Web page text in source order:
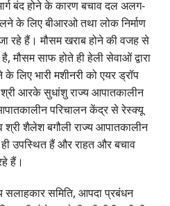
बंद होने के कारण बचाव दल अलग-
के लिए बीआरओ तथा लोक निर्माण
जा रहे हैं। मौसम खराब होने की वजह से
मौसम साफ होते ही हेली सेवाओं द्वारा
लिए भारी मशीनरी को एयर ड्रॉप
श्री आरके सुधांशु राज्य आपातकालीन
परिचालन केंद्र से रेस्क्यू
श्री शैलेश बगौली राज्य आपातकालीन
उपस्थित हैं और राहत और बचाव
हैं।
सलाहकार समिति, आपदा प्रबंधन